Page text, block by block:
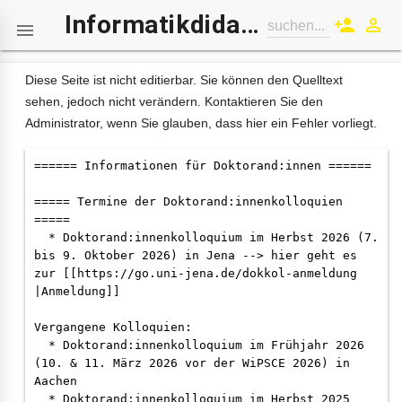
 Informatikdidaktik-Wiki suchen... person_add perm_identity
Diese Seite ist nicht editierbar. Sie können den Quelltext
sehen, jedoch nicht verändern. Kontaktieren Sie den
Administrator, wenn Sie glauben, dass hier ein Fehler vorliegt.